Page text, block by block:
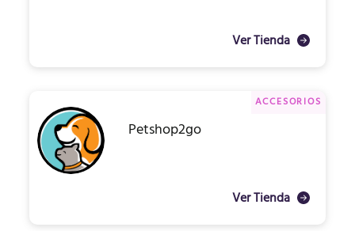
Ver Tienda
ACCESORIOS
Petshop2go
Ver Tienda